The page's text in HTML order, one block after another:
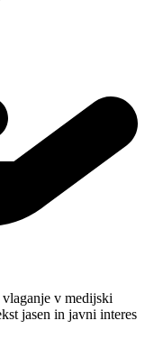
v medijski
jasen in javni interes